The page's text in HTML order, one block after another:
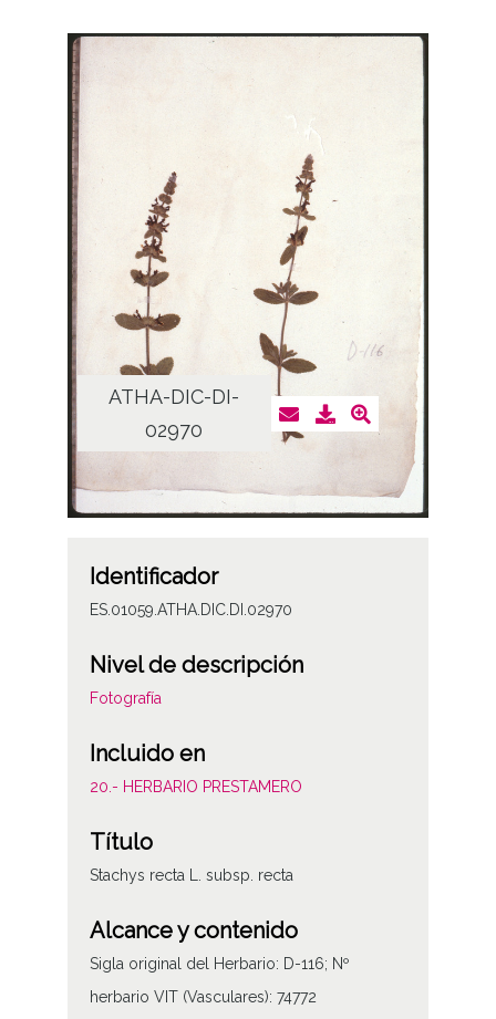
ATHA-DIC-DI-
02970
Identificador
ES.01059.ATHA.DIC.DI.02970
Nivel de descripción
Fotografía
Incluido en
20.- HERBARIO PRESTAMERO
Título
Stachys recta L. subsp. recta
Alcance y contenido
Sigla original del Herbario: D-116; Nº
herbario VIT (Vasculares): 74772